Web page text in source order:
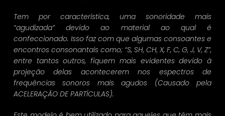
Tem por característica, uma sonoridade mais
“agudizada” devido ao material ao qual é
confeccionado. Isso faz com que algumas consoantes e
encontros consonantais como; “S, SH, CH, X, F, C, G, J, V, Z”,
entre tantos outros, fiquem mais evidentes devido à
projeção delas acontecerem nos espectros de
frequências sonoros mais agudos (Causado pela
ACELERAÇÃO DE PARTÍCULAS).